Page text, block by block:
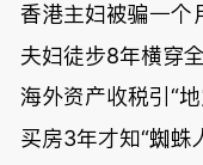
香港主妇被骗一个
夫妇徒步8年横穿
海外资产收税引“
买房3年才知“蜘蛛